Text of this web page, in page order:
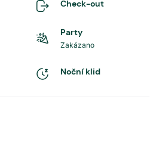
Check-out
Party
Zakázano
Noční klid